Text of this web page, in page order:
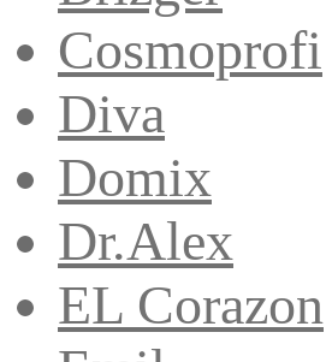
Cosmoprofi
Diva
Domix
Dr.Alex
EL Corazon